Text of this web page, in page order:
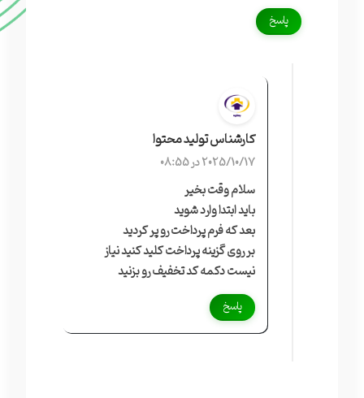
پاسخ
کارشناس تولید محتوا
2025/10/17 در 08:55
سلام وقت بخیر
باید ابتدا وارد شوید
بعد که فرم پرداخت رو پر کردید
بر روی گزینه پرداخت کلید کنید نیاز
نیست دکمه کد تخفیف رو بزنید
پاسخ